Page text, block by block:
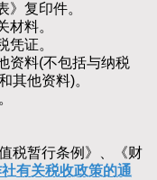
复印件。
料。
证。
料(不包括与纳税
其他资料)。
暂行条例》、《财
有关税收政策的通